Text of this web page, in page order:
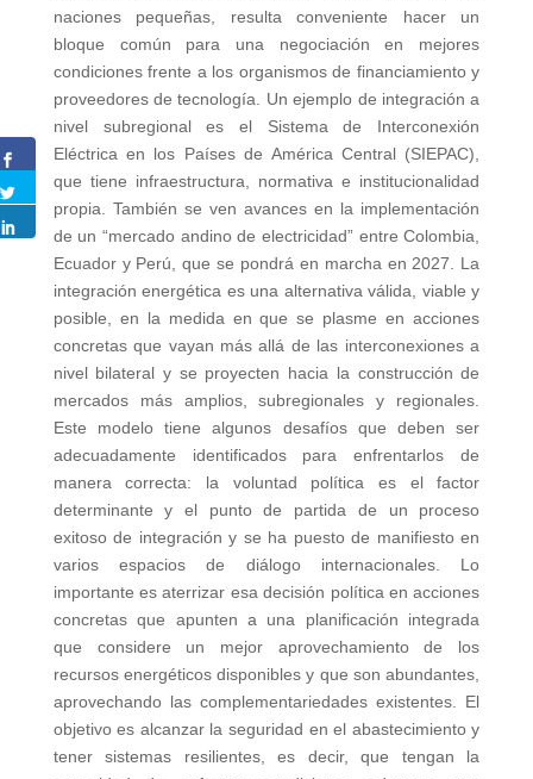
naciones pequeñas, resulta conveniente hacer un
bloque común para una negociación en mejores
condiciones frente a los organismos de financiamiento y
proveedores de tecnología. Un ejemplo de integración a
nivel subregional es el Sistema de Interconexión
Eléctrica en los Países de América Central (SIEPAC),
que tiene infraestructura, normativa e institucionalidad
propia. También se ven avances en la implementación
de un “mercado andino de electricidad” entre Colombia,
Ecuador y Perú, que se pondrá en marcha en 2027. La
integración energética es una alternativa válida, viable y
posible, en la medida en que se plasme en acciones
concretas que vayan más allá de las interconexiones a
nivel bilateral y se proyecten hacia la construcción de
mercados más amplios, subregionales y regionales.
Este modelo tiene algunos desafíos que deben ser
adecuadamente identificados para enfrentarlos de
manera correcta: la voluntad política es el factor
determinante y el punto de partida de un proceso
exitoso de integración y se ha puesto de manifiesto en
varios espacios de diálogo internacionales. Lo
importante es aterrizar esa decisión política en acciones
concretas que apunten a una planificación integrada
que considere un mejor aprovechamiento de los
recursos energéticos disponibles y que son abundantes,
aprovechando las complementariedades existentes. El
objetivo es alcanzar la seguridad en el abastecimiento y
tener sistemas resilientes, es decir, que tengan la